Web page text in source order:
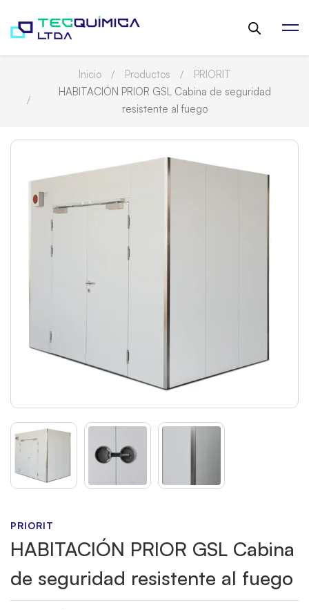
Inicio Productos
PRIORIT
HABITACIÓN PRIOR GSL Cabina de seguridad
resistente al fuego
PRIORIT
HABITACIÓN PRIOR GSL Cabina
de seguridad resistente al fuego